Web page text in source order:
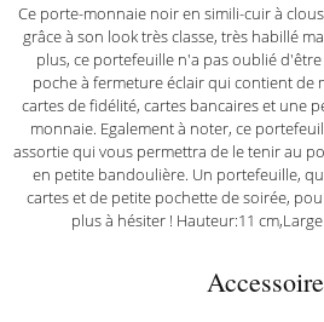
Ce porte-monnaie noir en simili-cuir à
grâce à son look très classe, très habillé
plus, ce portefeuille n'a pas oublié
poche à fermeture éclair qui contient de
cartes de fidélité, cartes bancaires et une
monnaie. Egalement à noter, ce
assortie qui vous permettra de le tenir au
en petite bandoulière. Un portefeuille,
cartes et de petite pochette de soirée,
plus à hésiter ! Hauteur:11